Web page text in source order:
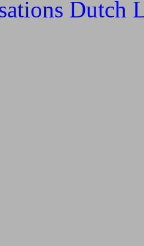
Dutch